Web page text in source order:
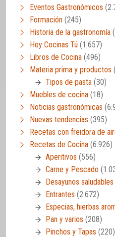
Eventos Gastronómicos
Formación (245)
Historia de la gastronomía
Hoy Cocinas Tú (1.657)
Libros de Cocina (496)
Materia prima y productos
Tipos de pasta (30)
Muebles de cocina (18)
Noticias gastronómicas
Nuevas tendencias (395)
Recetas con freidora de
Recetas de Cocina (6.926)
Aperitivos (556)
Carne y Pescado
Desayunos saludables
Entrantes (2.672)
Especias, hierbas
Pan y varios (208)
Pinchos y Tapas (220)